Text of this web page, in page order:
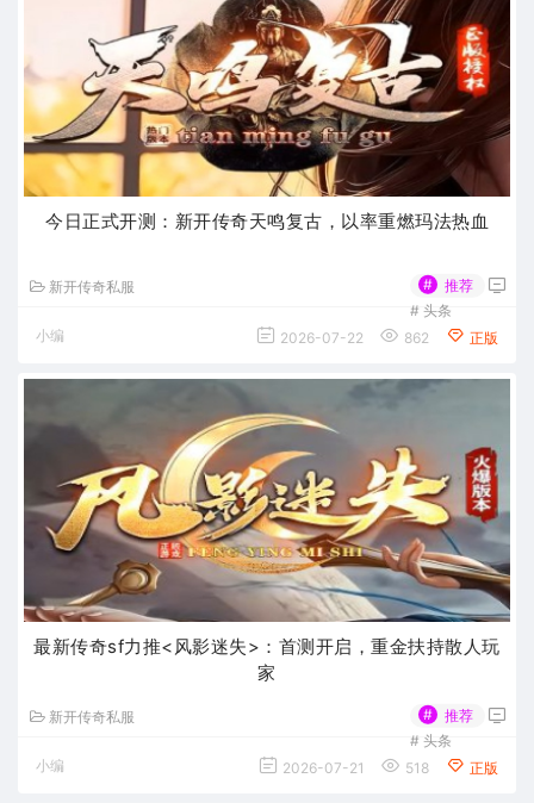
今日正式开测：新开传奇天鸣复古，以率重燃玛法热血
新开传奇私服 #
推荐
# 头条
小编
2026-07-22 862 正版
最新传奇sf力推<风影迷失>：首测开启，重金扶持散人玩
家
新开传奇私服 #
推荐
# 头条
小编
2026-07-21 518 正版